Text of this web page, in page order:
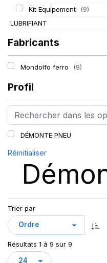
Kit Equipement
(9)
LUBRIFIANT
Fabricants
Mondolfo ferro (9)
Profil
DÉMONTE PNEU
Réinitialiser
Trier par
Résultats 1 à 9 sur 9